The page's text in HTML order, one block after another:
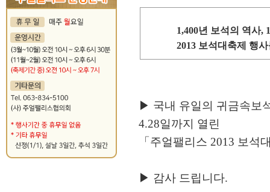
1,400년 보석의 역사,
2013 보석대축제 행
▶ 국내 유일의 귀금속보
4.28일까지 열린
「주얼팰리스 2013 보
▶ 감사 드립니다.